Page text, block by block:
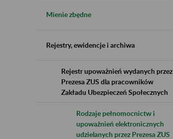
Mienie zbędne
Rejestry, ewidencje i archiwa
Rejestr upoważnień wydanych przez
Prezesa ZUS dla pracowników
Zakładu Ubezpieczeń Społecznych
Rodzaje pełnomocnictw i
upoważnień elektronicznych
udzielanych przez Prezesa ZUS